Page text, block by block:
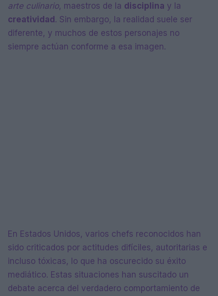
arte culinario, maestros de la disciplina y la
creatividad. Sin embargo, la realidad suele ser
diferente, y muchos de estos personajes no
siempre actúan conforme a esa imagen.
En Estados Unidos, varios chefs reconocidos han
sido criticados por actitudes difíciles, autoritarias e
incluso tóxicas, lo que ha oscurecido su éxito
mediático. Estas situaciones han suscitado un
debate acerca del verdadero comportamiento de